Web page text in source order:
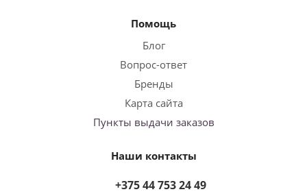
Помощь
Блог
Вопрос-ответ
Бренды
Карта сайта
Пункты выдачи заказов
Наши контакты
+375 44 753 24 49